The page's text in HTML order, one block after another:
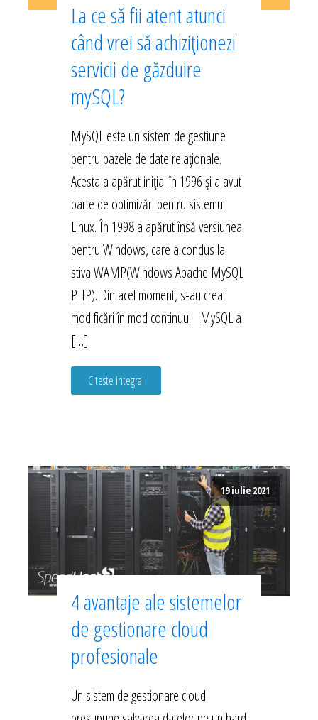
La ce să fii atent atunci
când vrei să achiziționezi
servicii de găzduire
mySQL?
MySQL este un sistem de gestiune
pentru bazele de date relaționale.
Acesta a apărut inițial în 1996 și a avut
parte de optimizări pentru sistemul
Linux. În 1998 a apărut însă versiunea
pentru Windows, care a condus la
stiva WAMP(Windows Apache MySQL
PHP). Din acel moment, s-au creat
modificări în mod continuu. MySQL a
[…]
Citeste integral
19 iulie 2021
4 avantaje ale sistemelor
de gestionare cloud
profesionale
Un sistem de gestionare cloud